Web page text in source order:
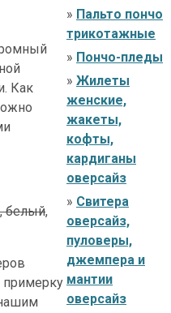
Как
белый,
» Пальто пончо
трикотажные
» Пончо-пледы
» Жилеты
женские,
жакеты,
кофты,
кардиганы
оверсайз
» Свитера
оверсайз,
пуловеры,
джемпера и
мантии
оверсайз